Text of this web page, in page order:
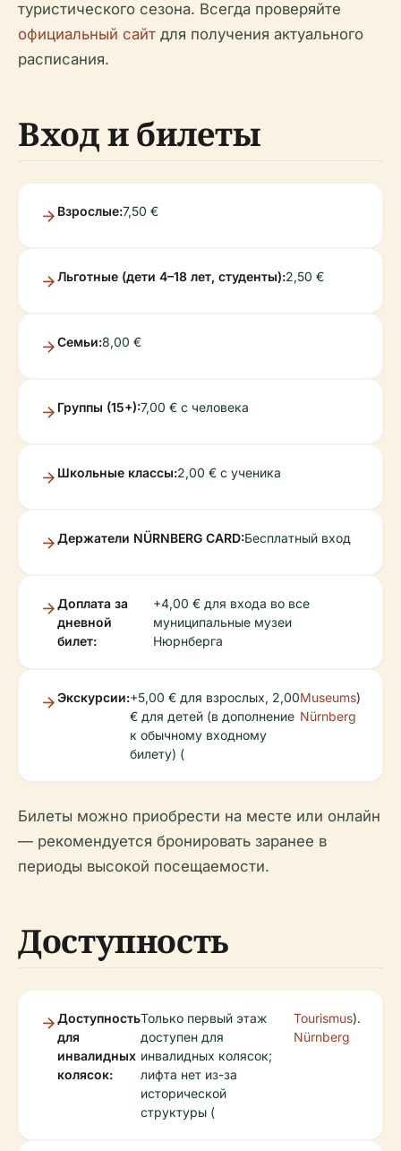
туристического сезона. Всегда проверяйте
официальный сайт для получения актуального
расписания.
Вход и билеты
Взрослые:7,50 €
Льготные (дети 4–18 лет, студенты):2,50 €
Семьи:8,00 €
Группы (15+):7,00 € с человека
Школьные классы:2,00 € с ученика
Держатели NÜRNBERG CARD:Бесплатный вход
Доплата за
дневной
билет:
+4,00 € для входа во все
муниципальные музеи
Нюрнберга
Экскурсии:+5,00 € для взрослых, 2,00
€ для детей (в дополнение
к обычному входному
билету) (
Museums
Nürnberg
)
Билеты можно приобрести на месте или онлайн
— рекомендуется бронировать заранее в
периоды высокой посещаемости.
Доступность
Доступность
для
инвалидных
колясок:
Только первый этаж
доступен для
инвалидных колясок;
лифта нет из-за
исторической
структуры (
Tourismus
Nürnberg
).